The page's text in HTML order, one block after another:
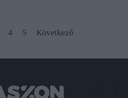
4 5 Következő